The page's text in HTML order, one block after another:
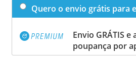
Quero o envio grátis para
Envio GRÁTIS e
poupança por